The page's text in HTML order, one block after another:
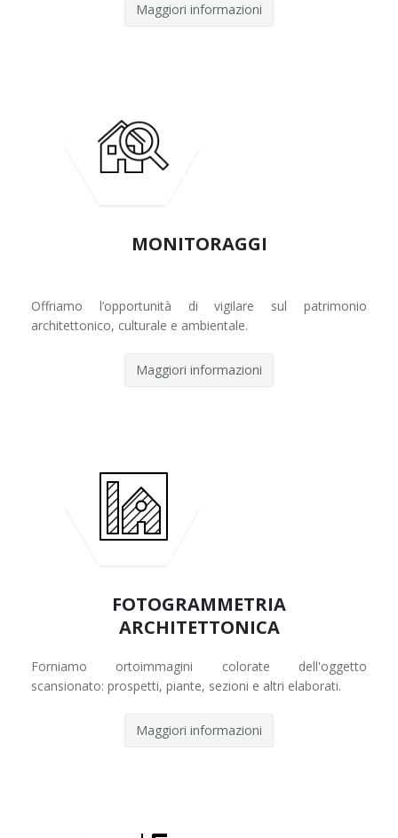
Maggiori informazioni
MONITORAGGI
Offriamo l’opportunità di vigilare sul patrimonio
architettonico, culturale e ambientale.
Maggiori informazioni
FOTOGRAMMETRIA
ARCHITETTONICA
Forniamo ortoimmagini colorate dell'oggetto
scansionato: prospetti, piante, sezioni e altri elaborati.
Maggiori informazioni